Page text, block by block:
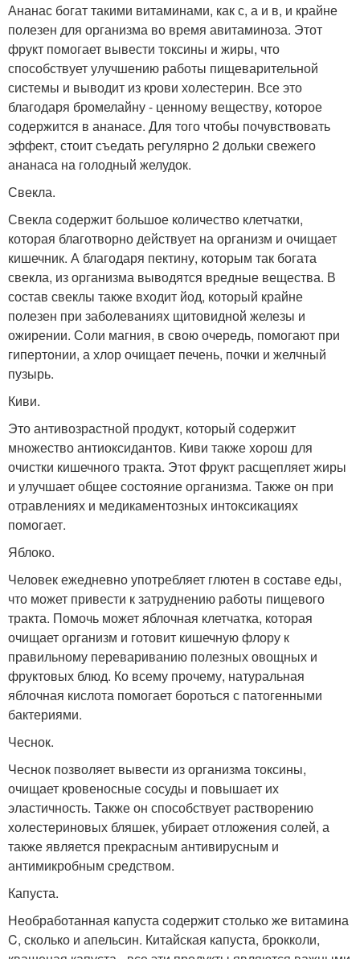
Ананас богат такими витаминами, как с, а и в, и крайне
полезен для организма во время авитаминоза. Этот
фрукт помогает вывести токсины и жиры, что
способствует улучшению работы пищеварительной
системы и выводит из крови холестерин. Все это
благодаря бромелайну - ценному веществу, которое
содержится в ананасе. Для того чтобы почувствовать
эффект, стоит съедать регулярно 2 дольки свежего
ананаса на голодный желудок.
Свекла.
Свекла содержит большое количество клетчатки,
которая благотворно действует на организм и очищает
кишечник. А благодаря пектину, которым так богата
свекла, из организма выводятся вредные вещества. В
состав свеклы также входит йод, который крайне
полезен при заболеваниях щитовидной железы и
ожирении. Соли магния, в свою очередь, помогают при
гипертонии, а хлор очищает печень, почки и желчный
пузырь.
Киви.
Это антивозрастной продукт, который содержит
множество антиоксидантов. Киви также хорош для
очистки кишечного тракта. Этот фрукт расщепляет жиры
и улучшает общее состояние организма. Также он при
отравлениях и медикаментозных интоксикациях
помогает.
Яблоко.
Человек ежедневно употребляет глютен в составе еды,
что может привести к затруднению работы пищевого
тракта. Помочь может яблочная клетчатка, которая
очищает организм и готовит кишечную флору к
правильному перевариванию полезных овощных и
фруктовых блюд. Ко всему прочему, натуральная
яблочная кислота помогает бороться с патогенными
бактериями.
Чеснок.
Чеснок позволяет вывести из организма токсины,
очищает кровеносные сосуды и повышает их
эластичность. Также он способствует растворению
холестериновых бляшек, убирает отложения солей, а
также является прекрасным антивирусным и
антимикробным средством.
Капуста.
Необработанная капуста содержит столько же витамина
C, сколько и апельсин. Китайская капуста, брокколи,